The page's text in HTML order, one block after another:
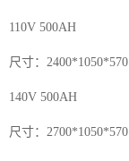
110V 500AH
尺寸：2400*1050*570
140V 500AH
尺寸：2700*1050*570